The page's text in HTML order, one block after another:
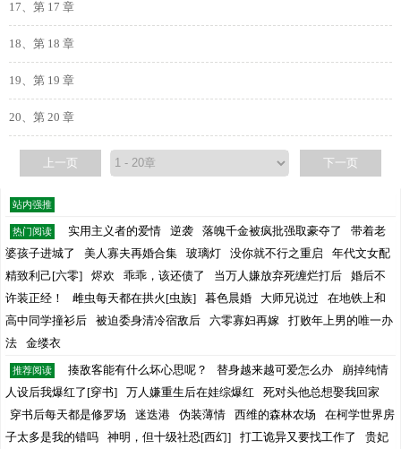
17、第 17 章
18、第 18 章
19、第 19 章
20、第 20 章
上一页 下一页
站内强推
热门阅读 实用主义者的爱情 逆袭 落魄千金被疯批强取豪夺了
带着老
婆孩子进城了
美人寡夫再婚合集 玻璃灯 没你就不行之重启
年代文女配
精致利己[六零]
烬欢 乖乖，该还债了 当万人嫌放弃死缠烂打后
婚后不
许装正经！
雌虫每天都在拱火[虫族] 暮色晨婚 大师兄说过
在地铁上和
高中同学撞衫后
被迫委身清冷宿敌后 六零寡妇再嫁
打败年上男的唯一办
法
金缕衣
推荐阅读 揍敌客能有什么坏心思呢？ 替身越来越可爱怎么办
崩掉纯情
人设后我爆红了[穿书]
万人嫌重生后在娃综爆红
死对头他总想娶我回家
穿书后每天都是修罗场
迷迭港 伪装薄情 西维的森林农场
在柯学世界房
子太多是我的错吗
神明，但十级社恐[西幻] 打工诡异又要找工作了 贵妃